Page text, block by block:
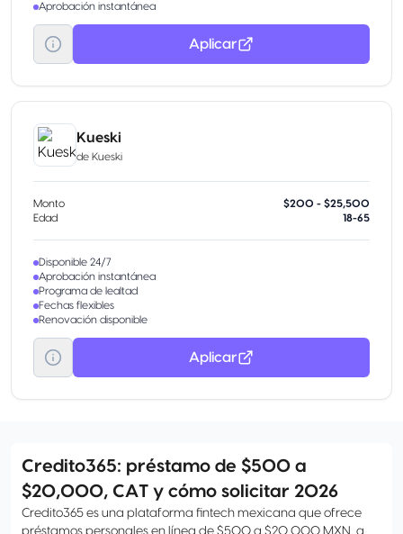
Aprobación instantánea
Aplicar
Kueski
de Kueski
Monto
$200 - $25,500
Edad
18-65
Disponible 24/7
Aprobación instantánea
Programa de lealtad
Fechas flexibles
Renovación disponible
Aplicar
Credito365: préstamo de $500 a
$20,000, CAT y cómo solicitar 2026
Credito365 es una plataforma fintech mexicana que ofrece
préstamos personales en línea de $500 a $20,000 MXN, a